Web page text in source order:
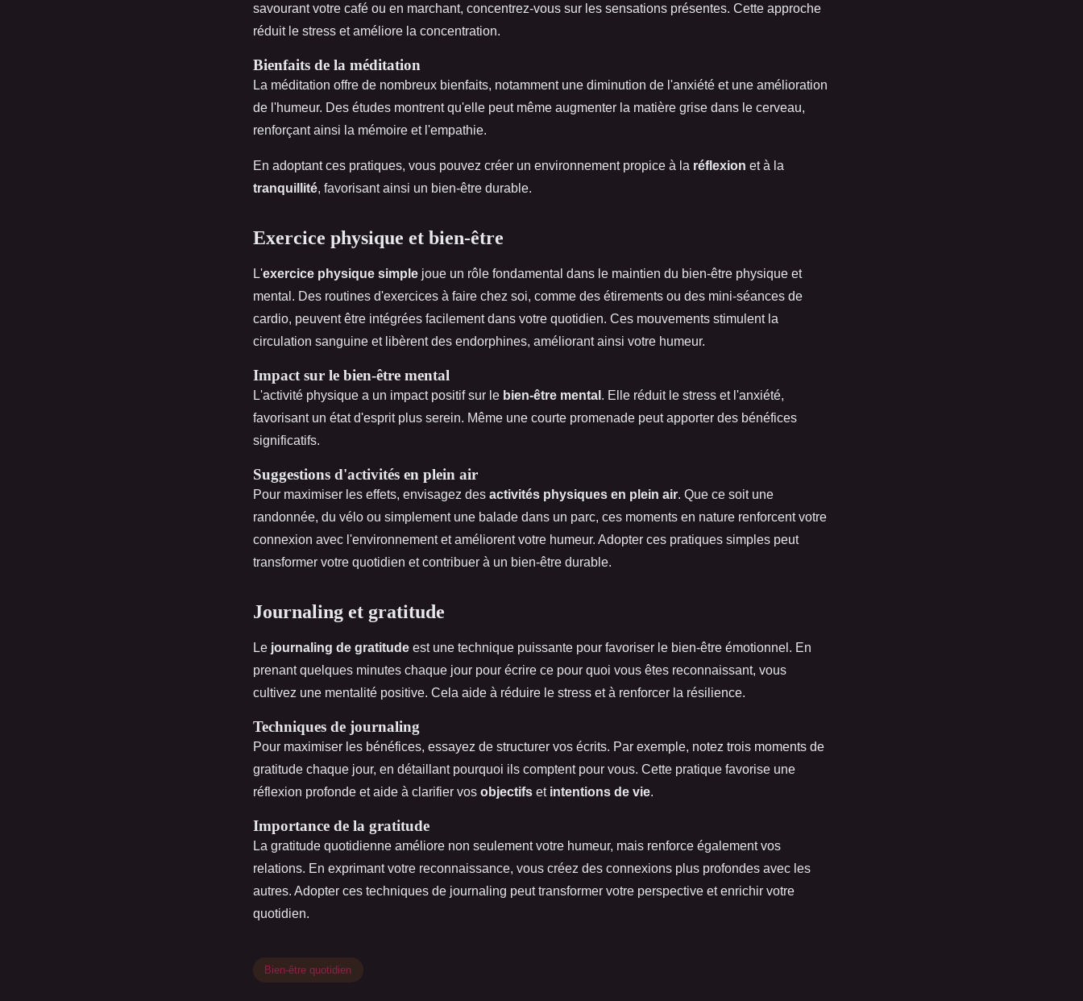
savourant votre café ou en marchant, concentrez-vous sur les sensations présentes. Cette approche
réduit le stress et améliore la concentration.
Bienfaits de la méditation
La méditation offre de nombreux bienfaits, notamment une diminution de l'anxiété et une amélioration
de l'humeur. Des études montrent qu'elle peut même augmenter la matière grise dans le cerveau,
renforçant ainsi la mémoire et l'empathie.
En adoptant ces pratiques, vous pouvez créer un environnement propice à la réflexion et à la
tranquillité, favorisant ainsi un bien-être durable.
Exercice physique et bien-être
L'exercice physique simple joue un rôle fondamental dans le maintien du bien-être physique et
mental. Des routines d'exercices à faire chez soi, comme des étirements ou des mini-séances de
cardio, peuvent être intégrées facilement dans votre quotidien. Ces mouvements stimulent la
circulation sanguine et libèrent des endorphines, améliorant ainsi votre humeur.
Impact sur le bien-être mental
L'activité physique a un impact positif sur le bien-être mental . Elle réduit le stress et l'anxiété,
favorisant un état d'esprit plus serein. Même une courte promenade peut apporter des bénéfices
significatifs.
Suggestions d'activités en plein air
Pour maximiser les effets, envisagez des activités physiques en plein air. Que ce soit une
randonnée, du vélo ou simplement une balade dans un parc, ces moments en nature renforcent votre
connexion avec l'environnement et améliorent votre humeur. Adopter ces pratiques simples peut
transformer votre quotidien et contribuer à un bien-être durable.
Journaling et gratitude
Le journaling de gratitude est une technique puissante pour favoriser le bien-être émotionnel. En
prenant quelques minutes chaque jour pour écrire ce pour quoi vous êtes reconnaissant, vous
cultivez une mentalité positive. Cela aide à réduire le stress et à renforcer la résilience.
Techniques de journaling
Pour maximiser les bénéfices, essayez de structurer vos écrits. Par exemple, notez trois moments de
gratitude chaque jour, en détaillant pourquoi ils comptent pour vous. Cette pratique favorise une
réflexion profonde et aide à clarifier vos objectifs et intentions de vie.
Importance de la gratitude
La gratitude quotidienne améliore non seulement votre humeur, mais renforce également vos
relations. En exprimant votre reconnaissance, vous créez des connexions plus profondes avec les
autres. Adopter ces techniques de journaling peut transformer votre perspective et enrichir votre
quotidien.
Bien-être quotidien